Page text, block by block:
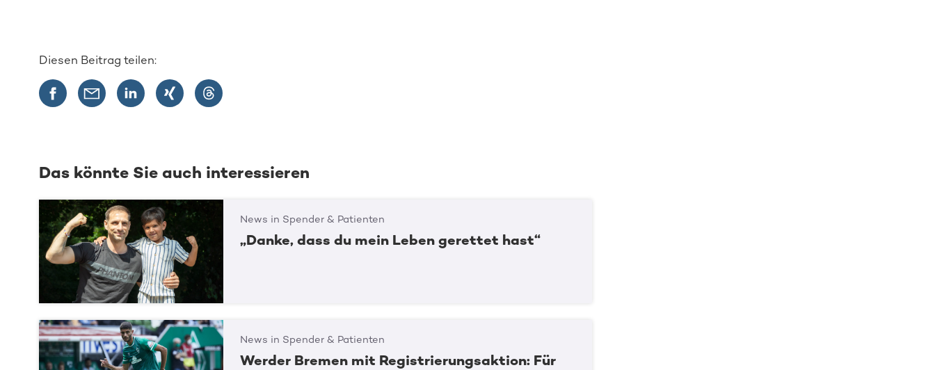
Diesen Beitrag teilen:
Das könnte Sie auch interessieren
News in Spender & Patienten
„Danke, dass du mein Leben gerettet hast“
News in Spender & Patienten
Werder Bremen mit Registrierungsaktion: Für